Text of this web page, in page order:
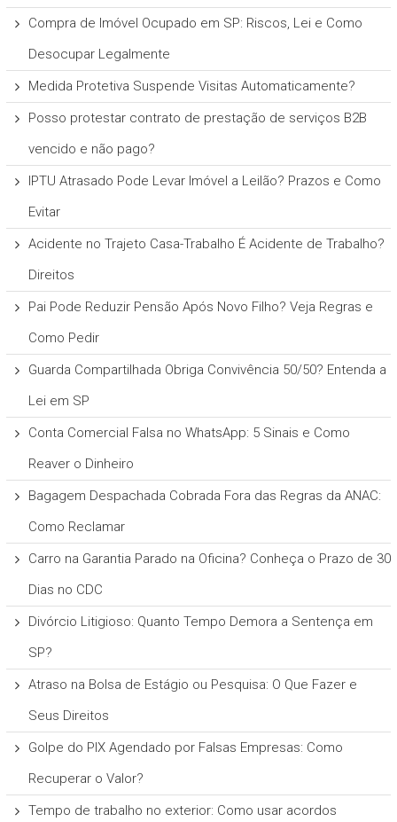
Compra de Imóvel Ocupado em SP: Riscos, Lei e Como
Desocupar Legalmente
Medida Protetiva Suspende Visitas Automaticamente?
Posso protestar contrato de prestação de serviços B2B
vencido e não pago?
IPTU Atrasado Pode Levar Imóvel a Leilão? Prazos e Como
Evitar
Acidente no Trajeto Casa-Trabalho É Acidente de Trabalho?
Direitos
Pai Pode Reduzir Pensão Após Novo Filho? Veja Regras e
Como Pedir
Guarda Compartilhada Obriga Convivência 50/50? Entenda a
Lei em SP
Conta Comercial Falsa no WhatsApp: 5 Sinais e Como
Reaver o Dinheiro
Bagagem Despachada Cobrada Fora das Regras da ANAC:
Como Reclamar
Carro na Garantia Parado na Oficina? Conheça o Prazo de 30
Dias no CDC
Divórcio Litigioso: Quanto Tempo Demora a Sentença em
SP?
Atraso na Bolsa de Estágio ou Pesquisa: O Que Fazer e
Seus Direitos
Golpe do PIX Agendado por Falsas Empresas: Como
Recuperar o Valor?
Tempo de trabalho no exterior: Como usar acordos